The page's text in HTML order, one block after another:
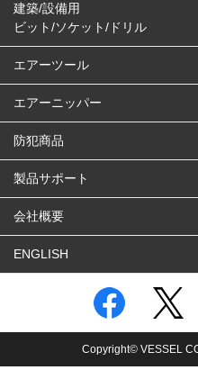
建築/設備用
ビット/ソケット/ドリル
エアーツール
エアーニッパー
防犯商品
製品サポート
会社概要
ENGLISH
Copyright© VESSEL